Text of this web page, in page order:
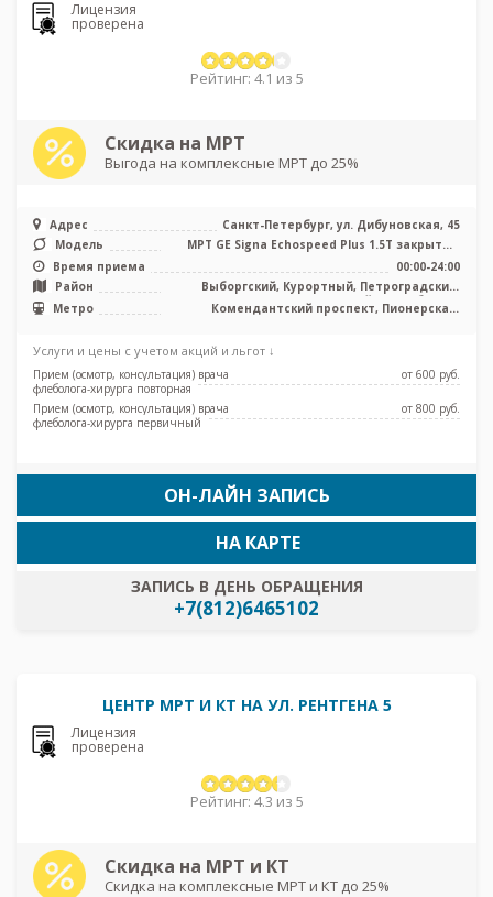
Лицензия
проверена
Рейтинг: 4.1 из 5
Скидка на МРТ
Выгода на комплексные МРТ до 25%
Адрес
Санкт-Петербург, ул. Дибуновская, 45
Модель
МРТ GE Signa Echospeed Plus 1.5T закрытый
тип, УЗИ
Время приема
00:00-24:00
Район
Выборгский, Курортный, Петроградский,
Приморский, Лен. область
Метро
Комендантский проспект, Пионерская,
Услуги и цены с учетом акций и льгот ↓
Прием (осмотр, консультация) врача
флеболога-хирурга повторная
от 600 pуб.
Прием (осмотр, консультация) врача
флеболога-хирурга первичный
от 800 pуб.
ОН-ЛАЙН ЗАПИСЬ
ЗАПИСЬ В ДЕНЬ ОБРАЩЕНИЯ
+7(812)6465102
НА КАРТЕ
ЦЕНТР МРТ И КТ НА УЛ. РЕНТГЕНА 5
Лицензия
проверена
Рейтинг: 4.3 из 5
Скидка на МРТ и КТ
Скидка на комплексные МРТ и КТ до 25%